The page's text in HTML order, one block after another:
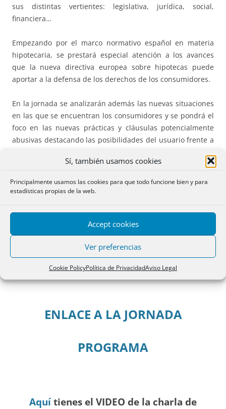
Sí, también usamos cookies
Principalmente usamos las cookies para que todo funcione bien y para
estadísticas propias de la web.
Accept cookies
Ver preferencias
Cookie PolicyPolítica de PrivacidadAviso Legal
sus distintas vertientes: legislativa, jurídica, social,
financiera…
Empezando por el marco normativo español en materia
hipotecaria, se prestará especial atención a los avances
que la nueva directiva europea sobre hipotecas puede
aportar a la defensa de los derechos de los consumidores.
En la jornada se analizarán además las nuevas situaciones
en las que se encuentran los consumidores y se pondrá el
foco en las nuevas prácticas y cláusulas potencialmente
abusivas destacando las posibilidades del usuario frente a
ejecuciones hipotecarias.
Así mismo, se debatirá si la cultura de la vivienda ha
vivienda en propiedad o si podemos volver a cometer los
errores de la burbuja inmobiliaria. También se abordará el
papel del Estado a la hora de garantizar el derecho a la
vivienda a un precio asequible y en unas condiciones
ENLACE A LA JORNADA
PROGRAMA
Aquítienes el VIDEO de la charla de